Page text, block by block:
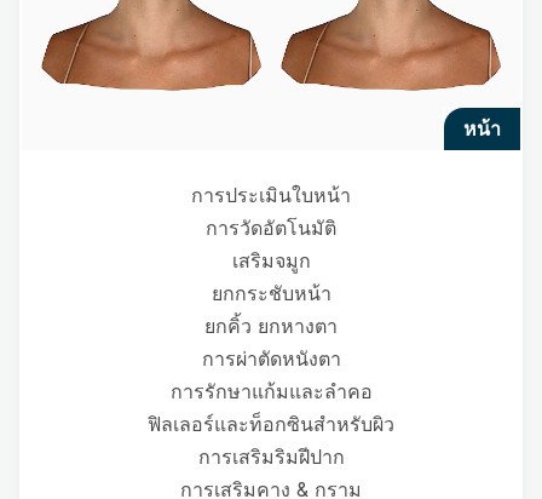
หน้า
การประเมินใบหน้า
การวัดอัตโนมัติ
เสริมจมูก
ยกกระชับหน้า
ยกคิ้ว ยกหางตา
การผ่าตัดหนังตา
การรักษาแก้มและลำคอ
ฟิลเลอร์และท็อกซินสำหรับผิว
การเสริมริมฝีปาก
การเสริมคาง & กราม